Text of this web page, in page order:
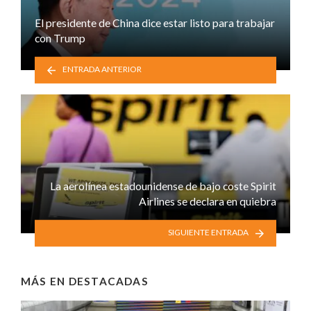
El presidente de China dice estar listo para trabajar
con Trump
ENTRADA ANTERIOR
La aerolínea estadounidense de bajo coste Spirit
Airlines se declara en quiebra
SIGUIENTE ENTRADA
MÁS EN DESTACADAS